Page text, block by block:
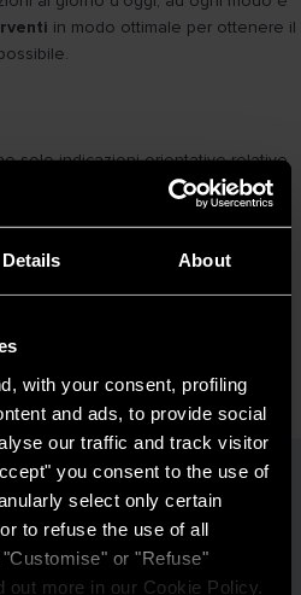
Details About
with your consent, profiling
and ads, to provide social
our traffic and track visitor
you consent to the use of
select only certain
to refuse the use of all
or "Refuse"
out more in our Cookie Policy.
in modo ottimale per ottenere il
solo indicazioni orientative relative
e potrebbe subire modifiche o
legge e dell’Agenzia delle Entrate
fiscali 110%/65%/50%, per
delle agevolazioni in
Ariston Thermo SpA
l’uso o l’interpretazione delle